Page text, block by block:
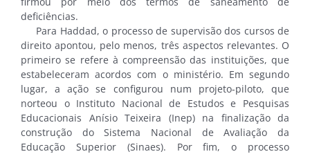
deficiências.
Para Haddad, o processo de supervisão dos cursos de
direito apontou, pelo menos, três aspectos relevantes. O
primeiro se refere à compreensão das instituições, que
estabeleceram acordos com o ministério. Em segundo
lugar, a ação se configurou num projeto-piloto, que
norteou o Instituto Nacional de Estudos e Pesquisas
Educacionais Anísio Teixeira (Inep) na finalização da
construção do Sistema Nacional de Avaliação da
Educação Superior (Sinaes). Por fim, o processo